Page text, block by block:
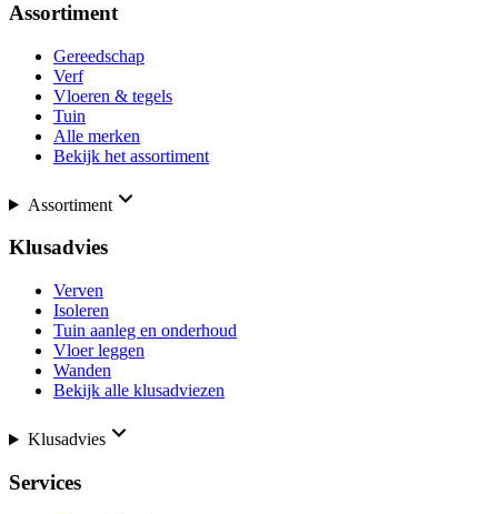
Assortiment
Gereedschap
Verf
Vloeren & tegels
Tuin
Alle merken
Bekijk het assortiment
Assortiment
Klusadvies
Verven
Isoleren
Tuin aanleg en onderhoud
Vloer leggen
Wanden
Bekijk alle klusadviezen
Klusadvies
Services